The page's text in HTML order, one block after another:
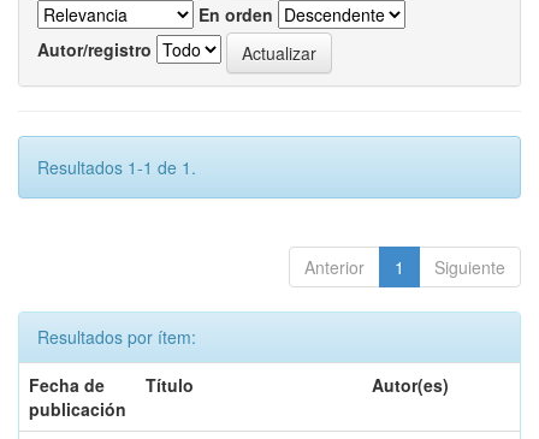
En orden
Autor/registro
Resultados 1-1 de 1.
Anterior 1 Siguiente
Resultados por ítem:
Fecha de
publicación
Título Autor(es)